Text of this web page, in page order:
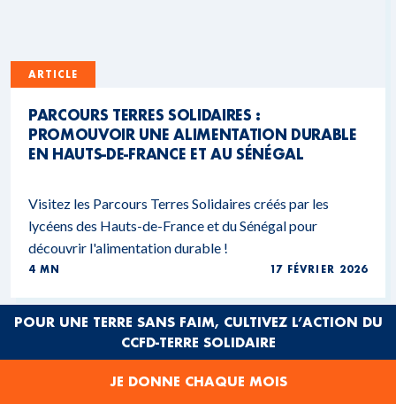
ARTICLE
PARCOURS TERRES SOLIDAIRES :
PROMOUVOIR UNE ALIMENTATION DURABLE
EN HAUTS-DE-FRANCE ET AU SÉNÉGAL
Visitez les Parcours Terres Solidaires créés par les
lycéens des Hauts-de-France et du Sénégal pour
découvrir l'alimentation durable !
4 MN 17 FÉVRIER 2026
POUR UNE TERRE SANS FAIM, CULTIVEZ L’ACTION DU
CCFD-TERRE SOLIDAIRE
JE DONNE CHAQUE MOIS